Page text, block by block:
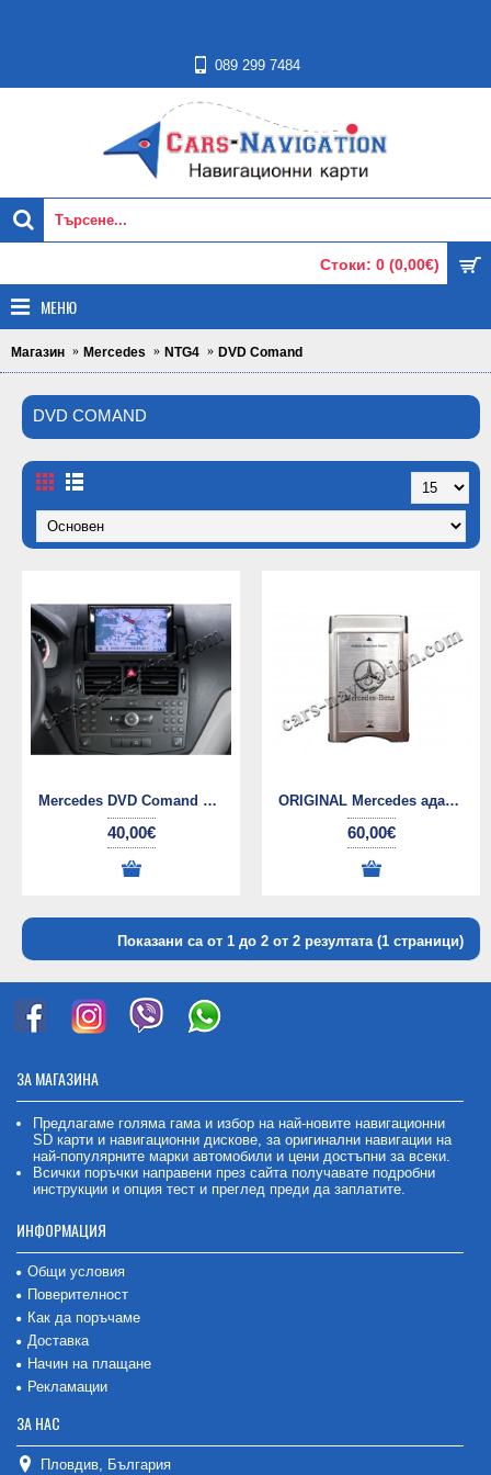
089 299 7484
Стоки: 0 (0,00€)
МЕНЮ
Магазин Mercedes NTG4 DVD Comand
DVD COMAND
Mercedes DVD Comand NTG4 диск за навигация
40,00€
ORIGINAL Mercedes адаптер PCMCIA за SD карти
60,00€
Показани са от 1 до 2 от 2 резултата (1 страници)
ЗА МАГАЗИНА
Предлагаме голяма гама и избор на най-новите навигационни
SD карти и навигационни дискове, за оригинални навигации на
най-популярните марки автомобили и цени достъпни за всеки.
Всички поръчки направени през сайта получавате подробни
инструкции и опция тест и преглед преди да заплатите.
ИНФОРМАЦИЯ
Общи условия
Поверителност
Как да поръчаме
Доставка
Начин на плащане
Рекламации
ЗА НАС
Пловдив, България